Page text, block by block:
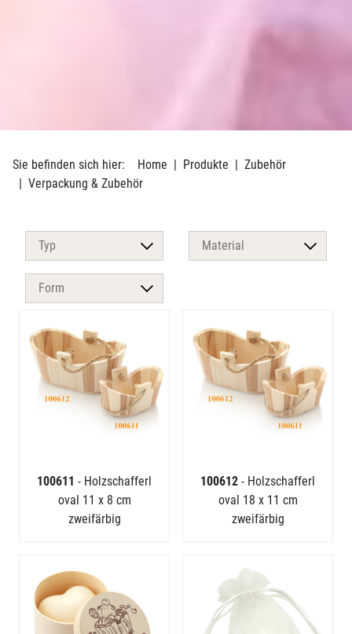
Sie befinden sich hier: Home Produkte
Zubehör
Verpackung & Zubehör
100611 - Holzschafferl
oval 11 x 8 cm
zweifärbig
100612 - Holzschafferl
oval 18 x 11 cm
zweifärbig